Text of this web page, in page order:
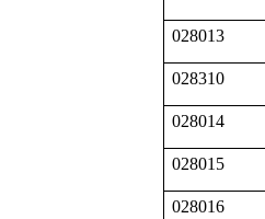
028013
028310
028014
028015
028016